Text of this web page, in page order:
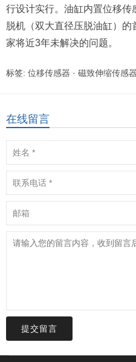
行设计实行。油缸内置位移
脱机（双大直径压脱油缸）
家将近3年未解决的问题。
标签: 位移传感器 · 磁致伸缩传感器
在线留言
提交留言